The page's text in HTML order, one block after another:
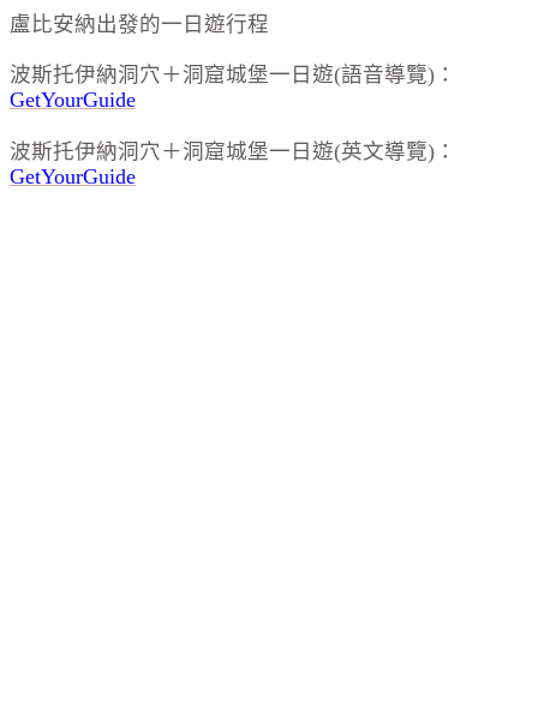
盧比安納出發的一日遊行程
波斯托伊納洞穴＋洞窟城堡一日遊(語音導覽)：
GetYourGuide
波斯托伊納洞穴＋洞窟城堡一日遊(英文導覽)：
GetYourGuide